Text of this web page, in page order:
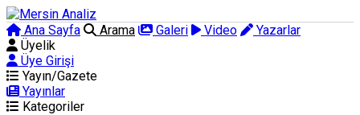
Ana Sayfa Arama Galeri Video
Yazarlar
Üyelik
Üye Girişi
Yayın/Gazete
Yayınlar
Kategoriler